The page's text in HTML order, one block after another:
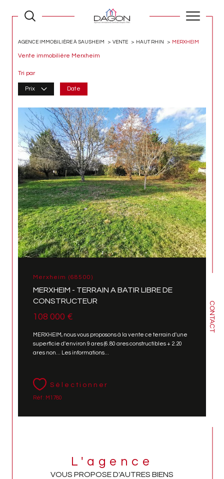
CONTACT
AGENCE IMMOBILIÈRE À SAUSHEIM VENTE HAUT RHIN MERXHEIM
Vente immobilière Merxheim
Tri par
Prix Date
Merxheim (68500)
MERXHEIM - TERRAIN A BATIR LIBRE DE
CONSTRUCTEUR
108 000 €
MERXHEIM, nous vous proposons à la vente ce terrain d'une
superficie d'environ 9 ares (6.80 ares constructibles + 2.20
ares non... Les informations...
Sélectionner
Réf : M1780
L'agence
VOUS PROPOSE D'AUTRES BIENS